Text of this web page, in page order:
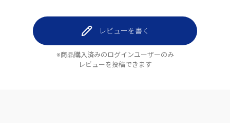
レビューを書く
※商品購入済みのログインユーザーのみ
レビューを投稿できます